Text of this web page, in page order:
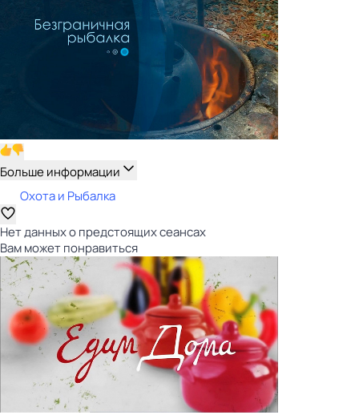
Больше информации
Охота и Рыбалка
Нет данных о предстоящих сеансах
Вам может понравиться